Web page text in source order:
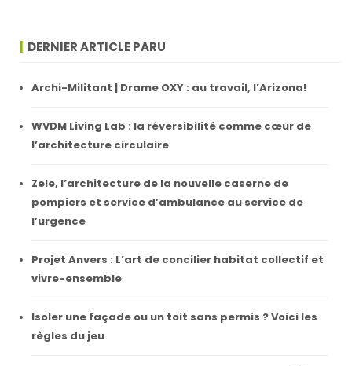
DERNIER ARTICLE PARU
Archi-Militant | Drame OXY : au travail, l’Arizona!
WVDM Living Lab : la réversibilité comme cœur de
l’architecture circulaire
Zele, l’architecture de la nouvelle caserne de
pompiers et service d’ambulance au service de
l’urgence
Projet Anvers : L’art de concilier habitat collectif et
vivre-ensemble
Isoler une façade ou un toit sans permis ? Voici les
règles du jeu